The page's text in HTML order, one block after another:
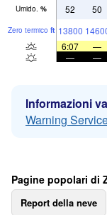
Umido. % 52 50
Zero termico ft 13800
6:07
—
—
—
Informazioni
Warning
Pagine popolari di
Report della neve